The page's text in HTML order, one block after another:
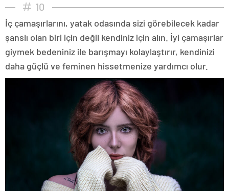
10
İç çamaşırlarını, yatak odasında sizi görebilecek kadar
şanslı olan biri için değil kendiniz için alın. İyi çamaşırlar
giymek bedeniniz ile barışmayı kolaylaştırır, kendinizi
daha güçlü ve feminen hissetmenize yardımcı olur.